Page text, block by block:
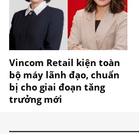
Vincom Retail kiện toàn
bộ máy lãnh đạo, chuẩn
bị cho giai đoạn tăng
trưởng mới